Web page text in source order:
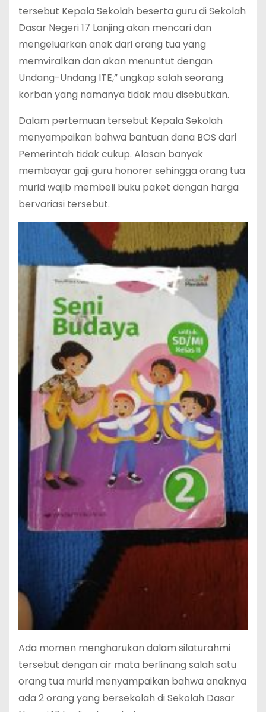
tersebut Kepala Sekolah beserta guru di Sekolah
Dasar Negeri 17 Lanjing akan mencari dan
mengeluarkan anak dari orang tua yang
memviralkan dan akan menuntut dengan
Undang-Undang ITE,” ungkap salah seorang
korban yang namanya tidak mau disebutkan.
Dalam pertemuan tersebut Kepala Sekolah
menyampaikan bahwa bantuan dana BOS dari
Pemerintah tidak cukup. Alasan banyak
membayar gaji guru honorer sehingga orang tua
murid wajib membeli buku paket dengan harga
bervariasi tersebut.
Ada momen mengharukan dalam silaturahmi
tersebut dengan air mata berlinang salah satu
orang tua murid menyampaikan bahwa anaknya
ada 2 orang yang bersekolah di Sekolah Dasar